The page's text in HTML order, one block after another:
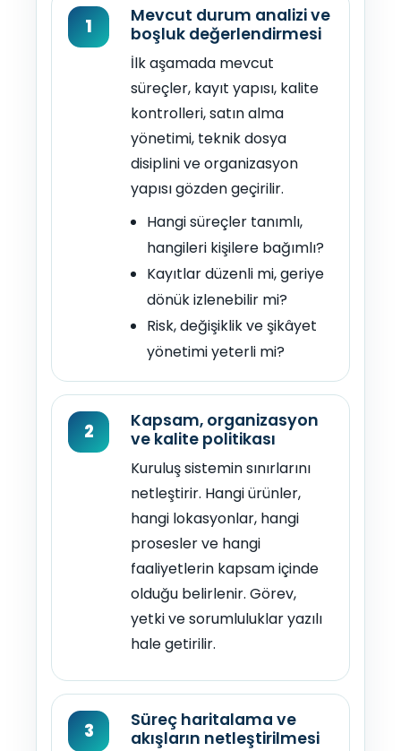
1
Mevcut durum analizi ve
boşluk değerlendirmesi
İlk aşamada mevcut
süreçler, kayıt yapısı, kalite
kontrolleri, satın alma
yönetimi, teknik dosya
disiplini ve organizasyon
yapısı gözden geçirilir.
Hangi süreçler tanımlı,
hangileri kişilere bağımlı?
Kayıtlar düzenli mi, geriye
dönük izlenebilir mi?
Risk, değişiklik ve şikâyet
yönetimi yeterli mi?
2
Kapsam, organizasyon
ve kalite politikası
Kuruluş sistemin sınırlarını
netleştirir. Hangi ürünler,
hangi lokasyonlar, hangi
prosesler ve hangi
faaliyetlerin kapsam içinde
olduğu belirlenir. Görev,
yetki ve sorumluluklar yazılı
hale getirilir.
3
Süreç haritalama ve
akışların netleştirilmesi